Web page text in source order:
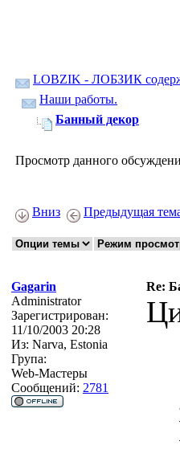
LOBZIK - ЛОБЗИК
Наши работы.
Банный декор
Просмотр данного
Вниз Предыдущая
Gagarin
Re:
Administrator
Зарегистрирован:
11/10/2003 20:28
Из: Narva, Estonia
Група:
Web-Мастеры
Сообщений: 2781